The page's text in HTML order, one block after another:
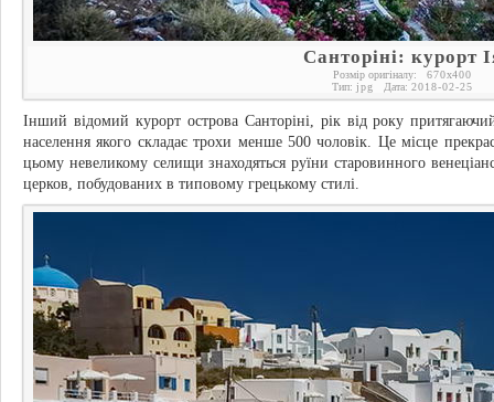
Санторіні: курорт
Розмір оригіналу: 670x400
Тип: jpg Дата: 2018-02-25
Інший відомий курорт острова Санторіні, рік від року
населення якого складає трохи менше 500 чоловік. Це місце
цьому невеликому селищи знаходяться руїни старовинного
церков, побудованих в типовому грецькому стилі.